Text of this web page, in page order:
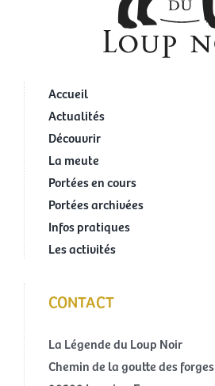
Accueil
Actualités
Découvrir
La meute
Portées en cours
Portées archivées
Infos pratiques
Les activités
CONTACT
La Légende du Loup Noir
Chemin de la goutte des forges